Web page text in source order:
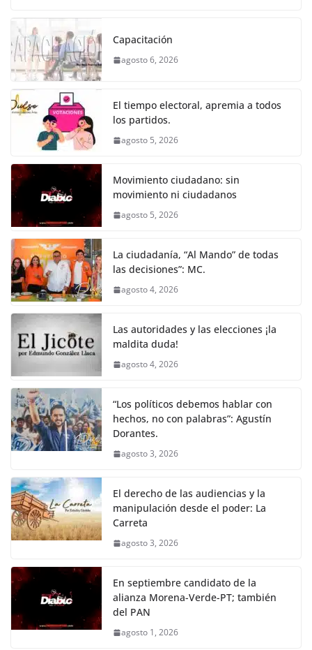
k
c
e
b
o
o
k
itt
er s
A
p
e
n
er
Capacitación
agosto 6, 2026
El tiempo electoral, apremia a todos
los partidos.
agosto 5, 2026
Movimiento ciudadano: sin
movimiento ni ciudadanos
agosto 5, 2026
La ciudadanía, “Al Mando” de todas
las decisiones”: MC.
agosto 4, 2026
Las autoridades y las elecciones ¡la
maldita duda!
agosto 4, 2026
“Los políticos debemos hablar con
hechos, no con palabras”: Agustín
Dorantes.
agosto 3, 2026
El derecho de las audiencias y la
manipulación desde el poder: La
Carreta
agosto 3, 2026
En septiembre candidato de la
alianza Morena-Verde-PT; también
del PAN
agosto 1, 2026